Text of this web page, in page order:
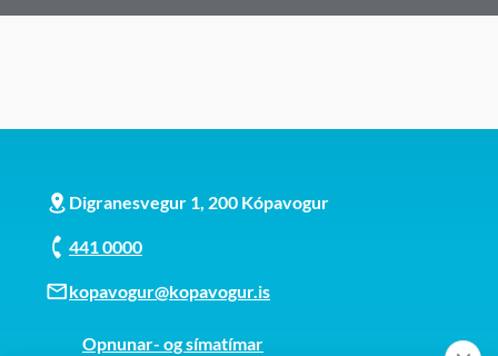
Digranesvegur 1, 200 Kópavogur
441 0000
kopavogur@kopavogur.is
Opnunar- og símatímar